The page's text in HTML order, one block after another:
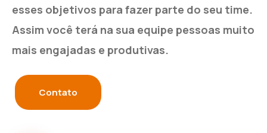
esses objetivos para fazer parte do seu time.
Assim você terá na sua equipe pessoas muito
mais engajadas e produtivas.
Contato